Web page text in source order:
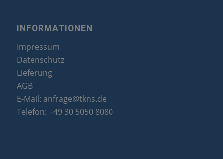
INFORMATIONEN
Impressum
Datenschutz
Lieferung
AGB
E-Mail: anfrage@tkns.de
Telefon: +49 30 5050 8080